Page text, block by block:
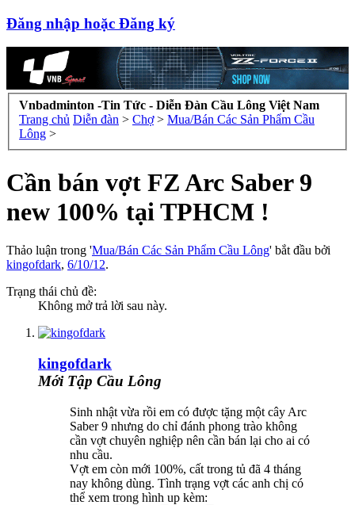
Đăng nhập hoặc Đăng ký
Vnbadminton -Tin Tức - Diễn Đàn Cầu Lông Việt Nam
Trang chủ Diễn đàn > Chợ > Mua/Bán Các Sản Phẩm Cầu
Lông >
Cần bán vợt FZ Arc Saber 9
new 100% tại TPHCM !
Thảo luận trong 'Mua/Bán Các Sản Phẩm Cầu Lông' bắt đầu bởi
kingofdark, 6/10/12.
Trạng thái chủ đề:
Không mở trả lời sau này.
kingofdark
Mới Tập Cầu Lông
Sinh nhật vừa rồi em có được tặng một cây Arc
Saber 9 nhưng do chỉ đánh phong trào không
cần vợt chuyên nghiệp nên cần bán lại cho ai có
nhu cầu.
Vợt em còn mới 100%, cất trong tủ đã 4 tháng
nay không dùng. Tình trạng vợt các anh chị có
thể xem trong hình up kèm: